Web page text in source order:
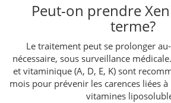
Peut-on prendre
terme?
Le traitement peut se prolonger
nécessaire, sous surveillance
et vitaminique (A, D, E, K) sont
mois pour prévenir les carences liées
vitamines